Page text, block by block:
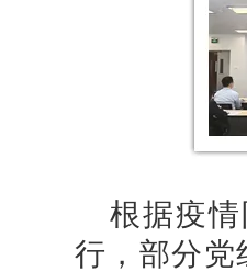
根据疫
行，部分党